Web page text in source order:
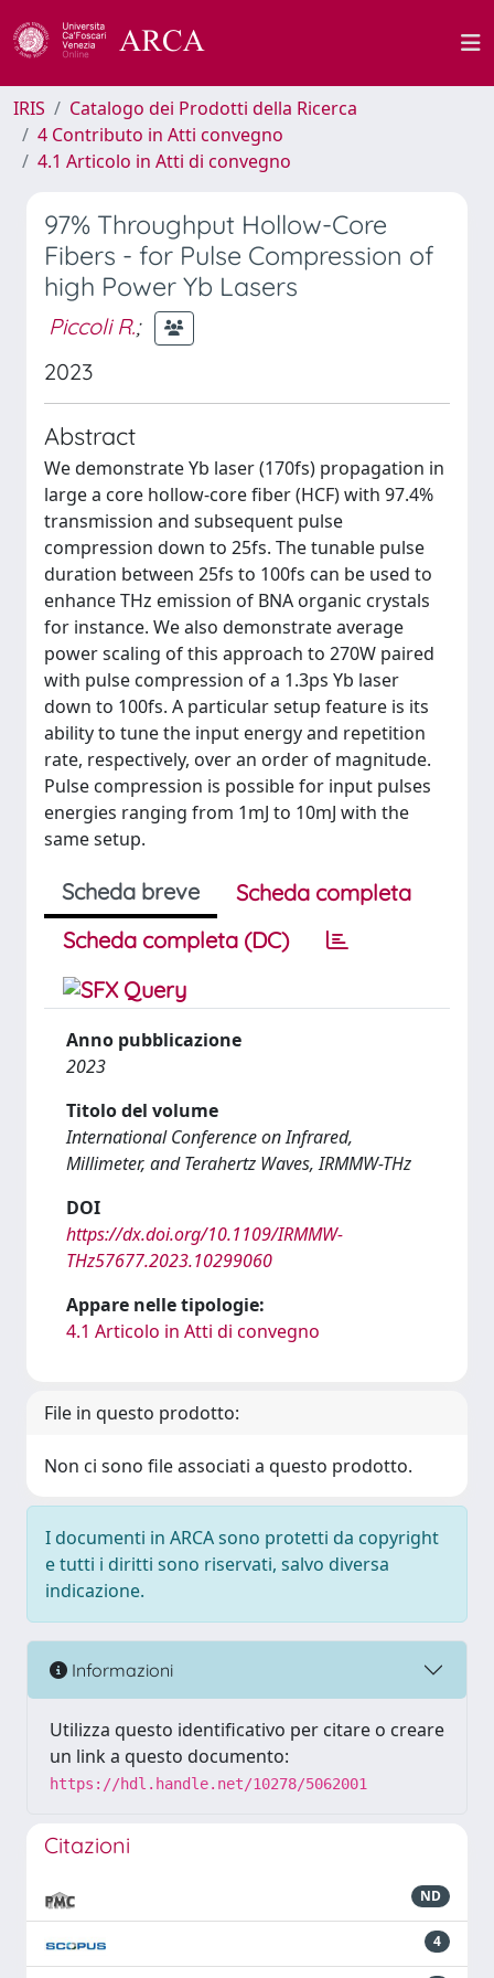
IRIS
Catalogo dei Prodotti della Ricerca
4 Contributo in Atti convegno
4.1 Articolo in Atti di convegno
97% Throughput Hollow-Core
Fibers - for Pulse Compression of
high Power Yb Lasers
Piccoli R.;
2023
Abstract
We demonstrate Yb laser (170fs) propagation in
large a core hollow-core fiber (HCF) with 97.4%
transmission and subsequent pulse
compression down to 25fs. The tunable pulse
duration between 25fs to 100fs can be used to
enhance THz emission of BNA organic crystals
for instance. We also demonstrate average
power scaling of this approach to 270W paired
with pulse compression of a 1.3ps Yb laser
down to 100fs. A particular setup feature is its
ability to tune the input energy and repetition
rate, respectively, over an order of magnitude.
Pulse compression is possible for input pulses
energies ranging from 1mJ to 10mJ with the
same setup.
Scheda breve
Scheda completa
Scheda completa (DC)
Anno pubblicazione
2023
Titolo del volume
International Conference on Infrared,
Millimeter, and Terahertz Waves, IRMMW-THz
DOI
https://dx.doi.org/10.1109/IRMMW-
THz57677.2023.10299060
Appare nelle tipologie:
4.1 Articolo in Atti di convegno
File in questo prodotto:
Non ci sono file associati a questo prodotto.
I documenti in ARCA sono protetti da copyright
e tutti i diritti sono riservati, salvo diversa
indicazione.
Informazioni
Utilizza questo identificativo per citare o creare
un link a questo documento:
https://hdl.handle.net/10278/5062001
Citazioni
ND
4